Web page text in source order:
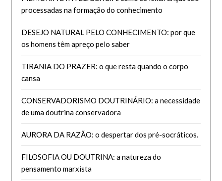
processadas na formação do conhecimento
DESEJO NATURAL PELO CONHECIMENTO: por que
os homens têm apreço pelo saber
TIRANIA DO PRAZER: o que resta quando o corpo
cansa
CONSERVADORISMO DOUTRINÁRIO: a necessidade
de uma doutrina conservadora
AURORA DA RAZÃO: o despertar dos pré-socráticos.
FILOSOFIA OU DOUTRINA: a natureza do
pensamento marxista